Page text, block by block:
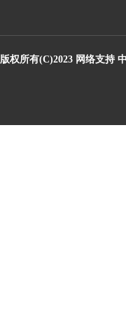
版权所有(C)2023 网络支持